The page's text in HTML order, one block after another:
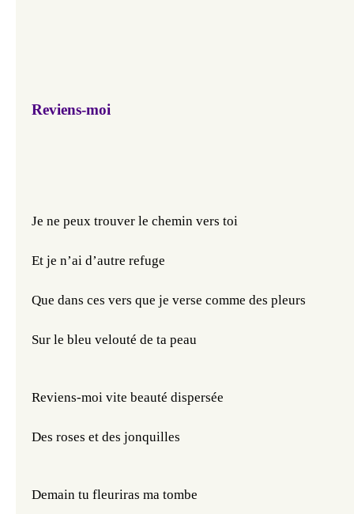
Reviens-moi
Je ne peux trouver le chemin vers toi
Et je n’ai d’autre refuge
Que dans ces vers que je verse comme des pleurs
Sur le bleu velouté de ta peau
Reviens-moi vite beauté dispersée
Des roses et des jonquilles
Demain tu fleuriras ma tombe